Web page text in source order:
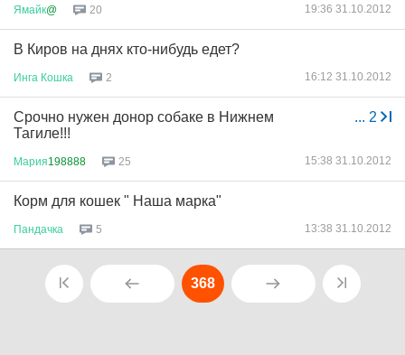
Ямайк@ 20 19:36 31.10.2012
В Киров на днях кто-нибудь едет?
Инга Кошка 2 16:12 31.10.2012
... 2
Срочно нужен донор собаке в Нижнем
Тагиле!!!
Мария198888 25 15:38 31.10.2012
Корм для кошек " Наша марка"
Пандачка 5 13:38 31.10.2012
368